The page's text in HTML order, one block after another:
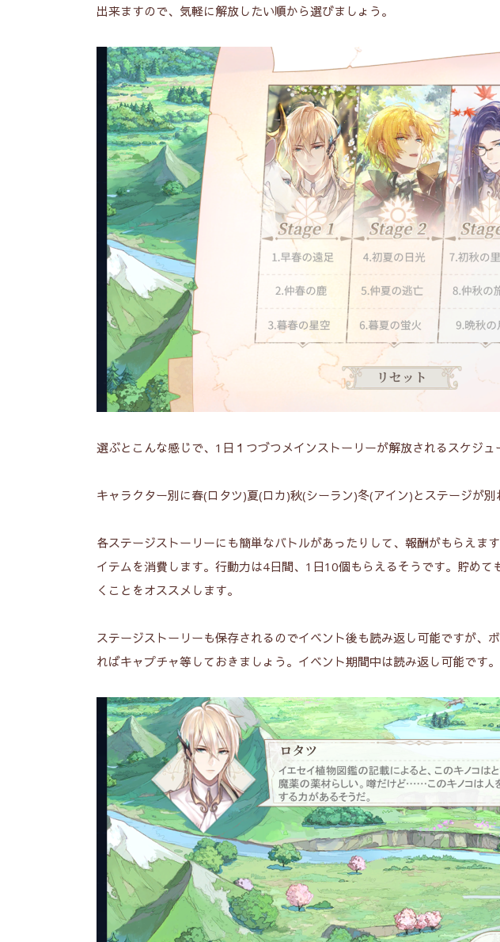
出来ますので、気軽に解放したい順から選びましょう。
選ぶとこんな感じで、1日１つづつメインストーリーが解放されるスケジュ
キャラクター別に春(ロタツ)夏(ロカ)秋(シーラン)冬(アイン)とステージが別
各ステージストーリーにも簡単なバトルがあったりして、報酬がもらえ
イテムを消費します。行動力は4日間、1日10個もらえるそうです。貯め
くことをオススメします。
ステージストーリーも保存されるのでイベント後も読み返し可能ですが
ればキャプチャ等しておきましょう。イベント期間中は読み返し可能です。